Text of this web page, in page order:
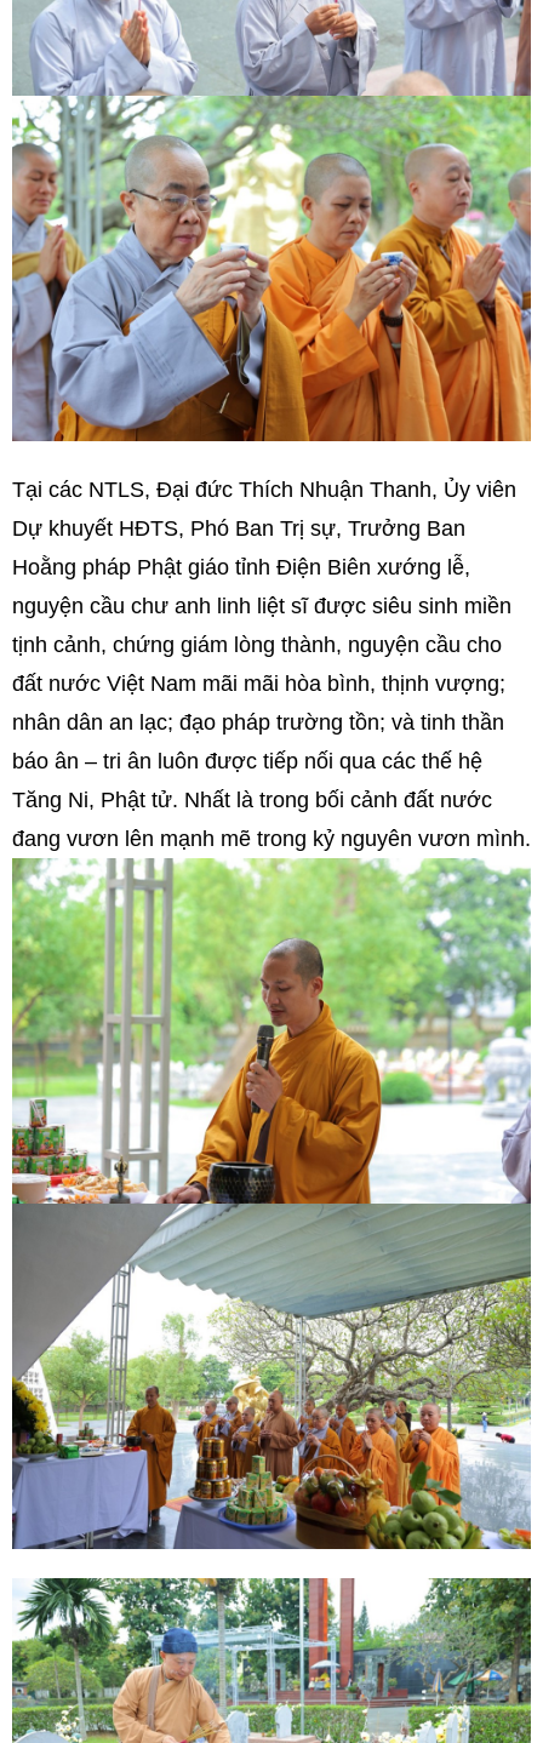
Tại các NTLS, Đại đức Thích Nhuận Thanh, Ủy viên
Dự khuyết HĐTS, Phó Ban Trị sự, Trưởng Ban
Hoằng pháp Phật giáo tỉnh Điện Biên xướng lễ,
nguyện cầu chư anh linh liệt sĩ được siêu sinh miền
tịnh cảnh, chứng giám lòng thành, nguyện cầu cho
đất nước Việt Nam mãi mãi hòa bình, thịnh vượng;
nhân dân an lạc; đạo pháp trường tồn; và tinh thần
báo ân – tri ân luôn được tiếp nối qua các thế hệ
Tăng Ni, Phật tử. Nhất là trong bối cảnh đất nước
đang vươn lên mạnh mẽ trong kỷ nguyên vươn mình.